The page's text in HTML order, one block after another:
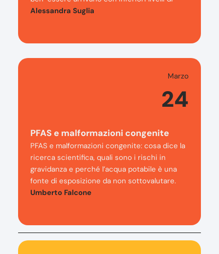
Alessandra Suglia
Marzo
24
PFAS e malformazioni congenite
PFAS e malformazioni congenite: cosa dice la
ricerca scientifica, quali sono i rischi in
gravidanza e perché l’acqua potabile è una
fonte di esposizione da non sottovalutare.
Umberto Falcone